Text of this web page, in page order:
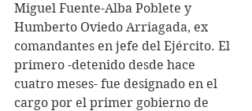
Miguel Fuente-Alba Poblete y
Humberto Oviedo Arriagada, ex
comandantes en jefe del Ejército. El
primero -detenido desde hace
cuatro meses- fue designado en el
cargo por el primer gobierno de